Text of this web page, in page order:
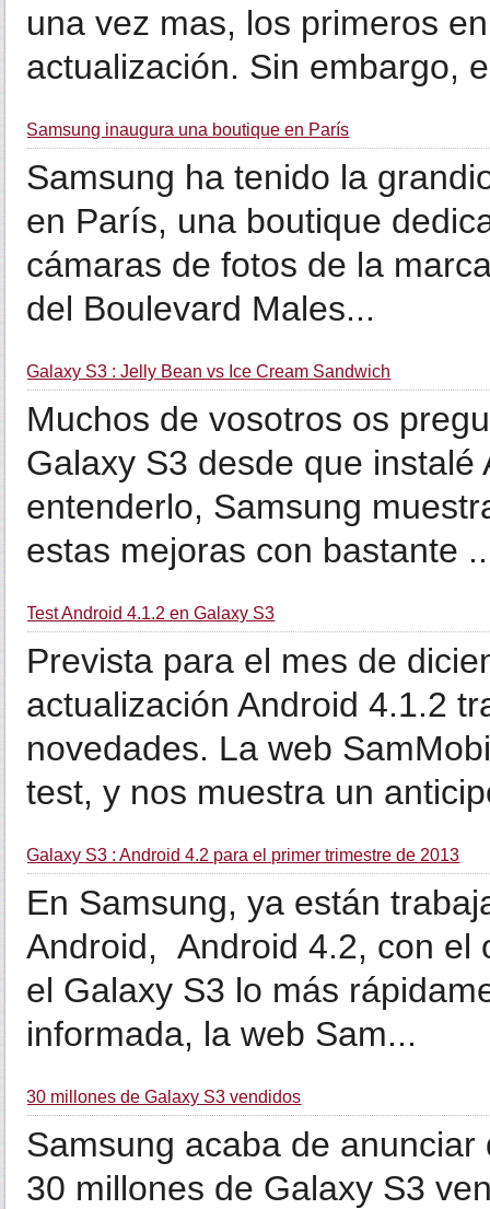
una vez mas, los primeros
actualización. Sin embargo,
Samsung inaugura una boutique en París
Samsung ha tenido la
en París, una boutique
cámaras de fotos de la
del Boulevard Males...
Galaxy S3 : Jelly Bean vs Ice Cream Sandwich
Muchos de vosotros os
Galaxy S3 desde que
entenderlo, Samsung
estas mejoras con bastante
Test Android 4.1.2 en Galaxy S3
Prevista para el mes de
actualización Android 4.1.2
novedades. La web
test, y nos muestra un
Galaxy S3 : Android 4.2 para el primer trimestre de 2013
En Samsung, ya están
Android, Android 4.2, con el
el Galaxy S3 lo más
informada, la web Sam...
30 millones de Galaxy S3 vendidos
Samsung acaba de
30 millones de Galaxy S3